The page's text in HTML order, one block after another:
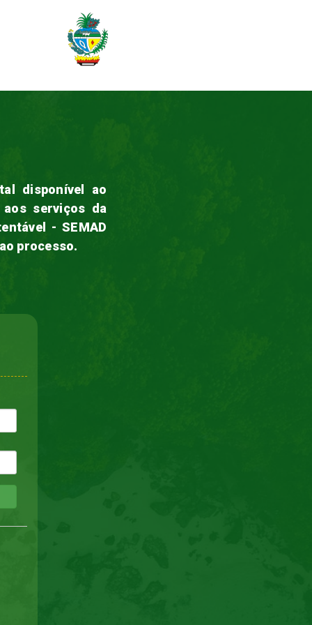
disponível ao
serviços da
- SEMAD
processo.